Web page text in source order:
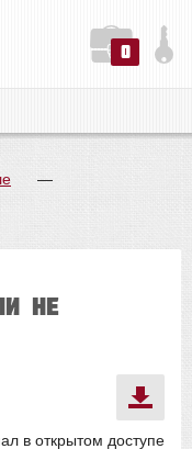
0
—
Не
в открытом доступе